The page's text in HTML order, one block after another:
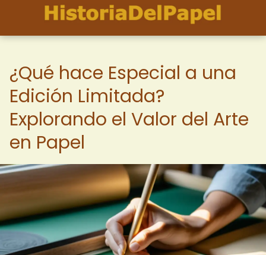
¿Qué hace Especial a una
Edición Limitada?
Explorando el Valor del Arte
en Papel